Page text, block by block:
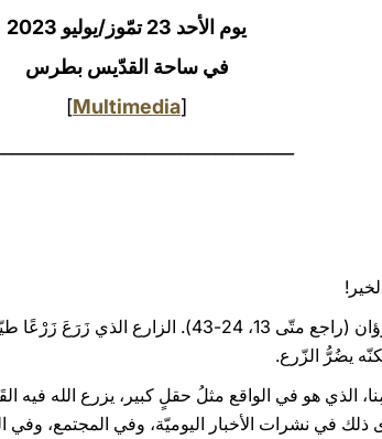
يوم الأحد 23 تمّوز/يوليو 2023
في ساحة القدّيس بطرس
[
Multimedia
]
إنجيل اليوم يقدّم لنا مَثَل القَمح والزّؤان
يضُرُّ الزّرع.
الذي هو في الواقع مثلُ حقلٍ كبير، يزرع الله فيه
ذلك في نشرات الأخبار اليوميّة، وفي المجتمع، وفي